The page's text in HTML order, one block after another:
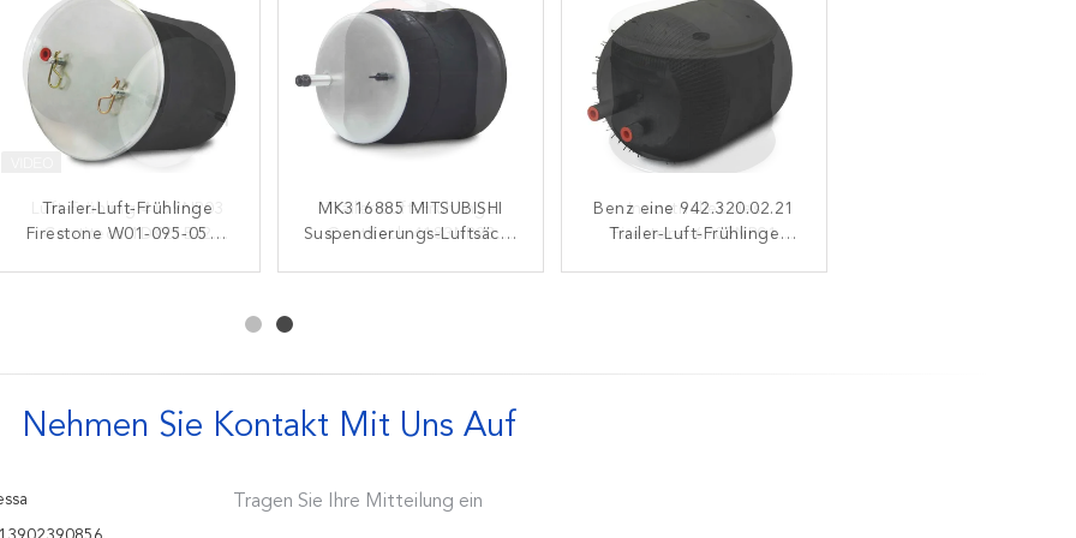
Trailer-Luft-Frühlinge
Firestone W01-095-0500
MK316885 MITSUBISHI
Suspendierungs-Luftsäcke
Benz eine 942.320.02.21
Trailer-Luft-Frühlinge
Luft-Frühling 4159NP03
Contitech 1DK21B-2
Trailer-Luft-Frühlinge
Contitech 4183NP23
Industrielles des
Firestone-6705NP01
Nehmen Sie Kontakt Mit Uns Auf
Tragen Sie Ihre Mitteilung ein